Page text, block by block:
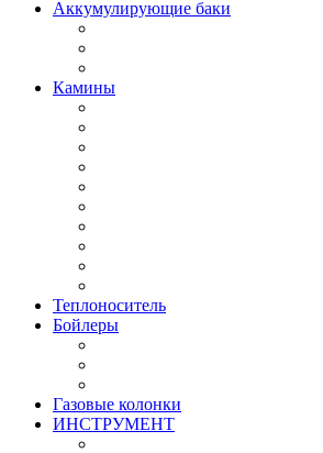
Аккумулирующие баки
Камины
Теплоноситель
Бойлеры
Газовые колонки
ИНСТРУМЕНТ